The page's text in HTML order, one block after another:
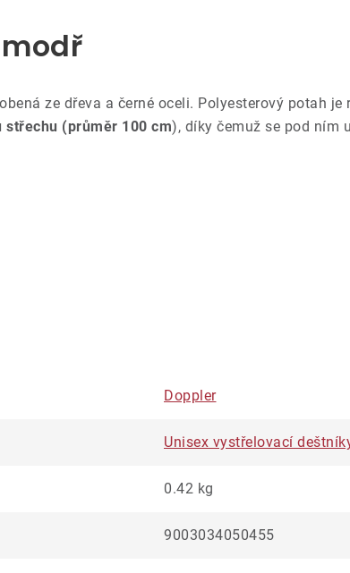
ze dřeva a černé oceli. Polyesterový potah
střechu (průměr 100 cm), díky čemuž se pod ním
Doppler
Unisex vystřelovací
0.42 kg
9003034050455